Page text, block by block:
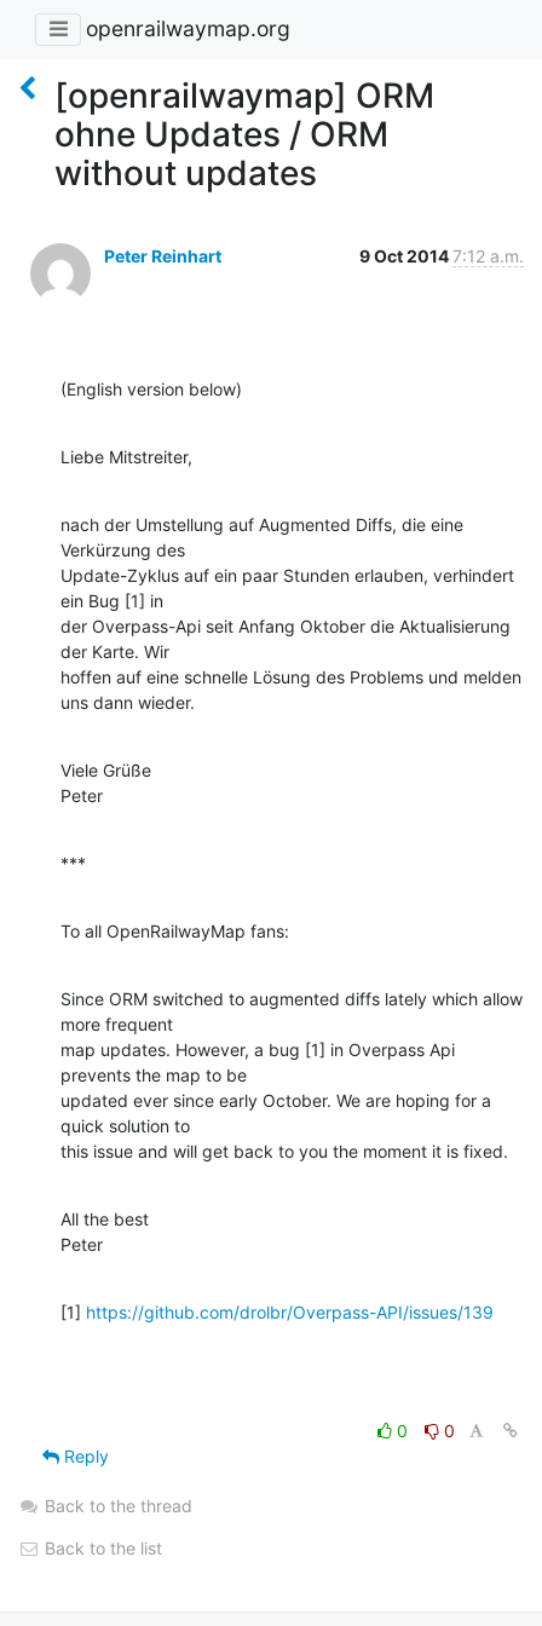
openrailwaymap.org
[openrailwaymap] ORM
ohne Updates / ORM
without updates
Peter Reinhart 9 Oct 20147:12 a.m.
(English version below)
Liebe Mitstreiter,
nach der Umstellung auf Augmented Diffs, die eine
Verkürzung des
Update-Zyklus auf ein paar Stunden erlauben, verhindert
ein Bug [1] in
der Overpass-Api seit Anfang Oktober die Aktualisierung
der Karte. Wir
hoffen auf eine schnelle Lösung des Problems und melden
uns dann wieder.
Viele Grüße
Peter
***
To all OpenRailwayMap fans:
Since ORM switched to augmented diffs lately which allow
more frequent
map updates. However, a bug [1] in Overpass Api
prevents the map to be
updated ever since early October. We are hoping for a
quick solution to
this issue and will get back to you the moment it is fixed.
All the best
Peter
[1] https://github.com/drolbr/Overpass-API/issues/139
0
0
Reply
Back to the thread
Back to the list